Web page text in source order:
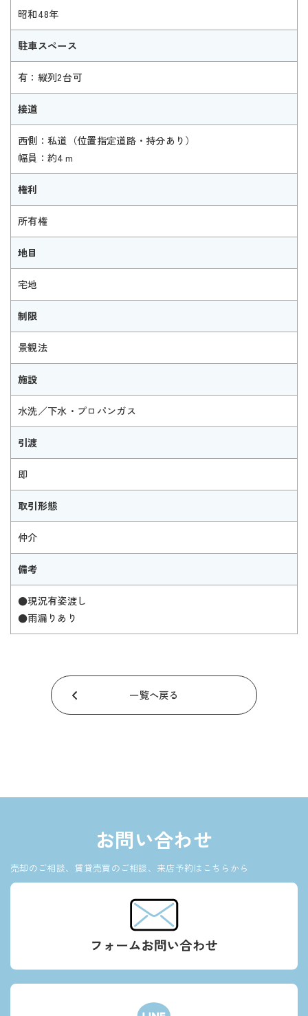
昭和48年
駐車スペース
有：縦列2台可
接道
西側：私道（位置指定道路・持分あり）
幅員：約4ｍ
権利
所有権
地目
宅地
制限
景観法
施設
水洗／下水・プロパンガス
引渡
即
取引形態
仲介
備考
●現況有姿渡し
●雨漏りあり
一覧へ戻る
お問い合わせ
売却のご相談、賃貸売買のご相談、来店予約はこちらから